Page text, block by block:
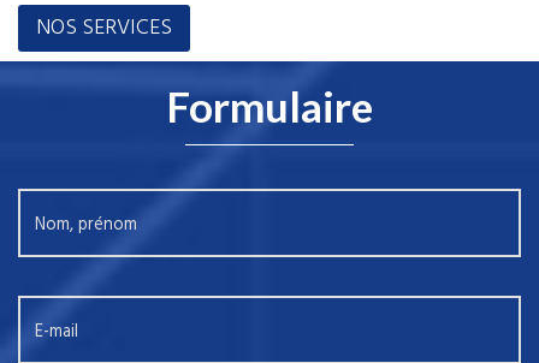
NOS SERVICES
Formulaire
Nom, prénom
E-mail